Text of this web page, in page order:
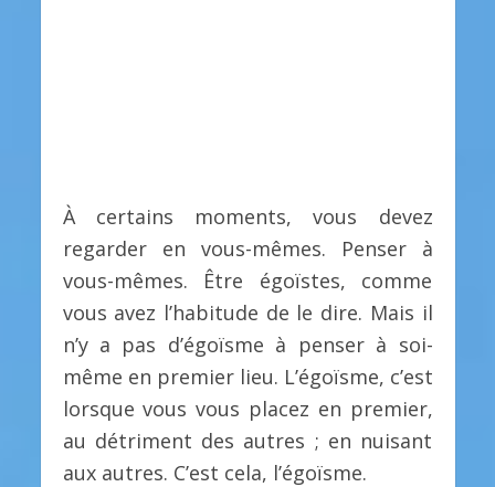
À certains moments, vous devez
regarder en vous-mêmes. Penser à
vous-mêmes. Être égoïstes, comme
vous avez l’habitude de le dire. Mais il
n’y a pas d’égoïsme à penser à soi-
même en premier lieu. L’égoïsme, c’est
lorsque vous vous placez en premier,
au détriment des autres ; en nuisant
aux autres. C’est cela, l’égoïsme.